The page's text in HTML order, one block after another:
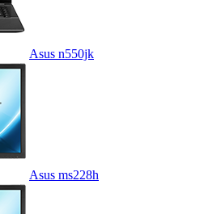
Asus n550jk
Asus ms228h